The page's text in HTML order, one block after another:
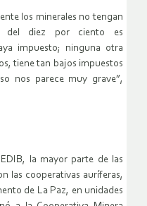
los minerales no tengan
del diez por ciento es
impuesto; ninguna otra
tiene tan bajos impuestos
nos parece muy grave”,
la mayor parte de las
las cooperativas auríferas,
de La Paz, en unidades